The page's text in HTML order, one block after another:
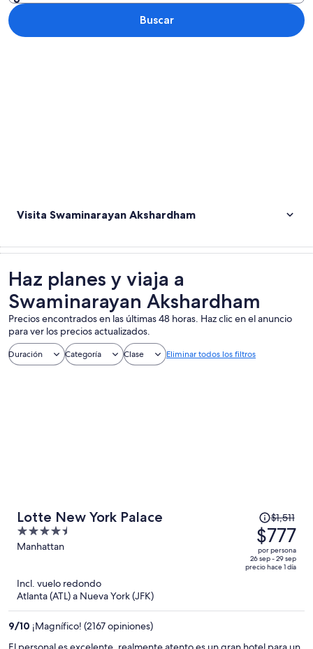
Buscar
Visita Swaminarayan Akshardham
Haz planes y viaja a
Swaminarayan Akshardham
Precios encontrados en las últimas 48 horas. Haz clic en el anuncio
para ver los precios actualizados.
Duración Categoría Clase Eliminar todos los filtros
Lotte New York Palace
4.5
out
5
Manhattan
El
precio
era
de
$1,511
$1,511
$777
por persona
26 sep - 29 sep
precio hace 1 día
Incl. vuelo redondo
Atlanta (ATL) a Nueva York (JFK)
9/10 ¡Magnífico! (2167 opiniones)